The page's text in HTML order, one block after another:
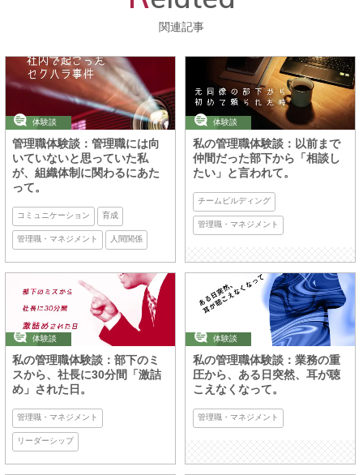
関連記事
体験談
管理職体験談：管理職には向
いていないと思っていた私
が、組織体制に関わるにあた
って。
コミュニケーション 育成
管理職・マネジメント 人間関係
体験談
私の管理職体験談：以前まで
仲間だった部下から「相談し
たい」と言われて。
チームビルディング
管理職・マネジメント
体験談
私の管理職体験談：部下のミ
スから、社長に30分間「激詰
め」された日。
管理職・マネジメント
リーダーシップ
体験談
私の管理職体験談：業務の重
圧から、ある日突然、耳が聴
こえなくなって。
管理職・マネジメント